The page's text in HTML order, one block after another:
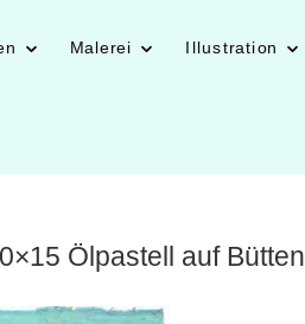
Malerei Illustration
Ölpastell auf Bütten